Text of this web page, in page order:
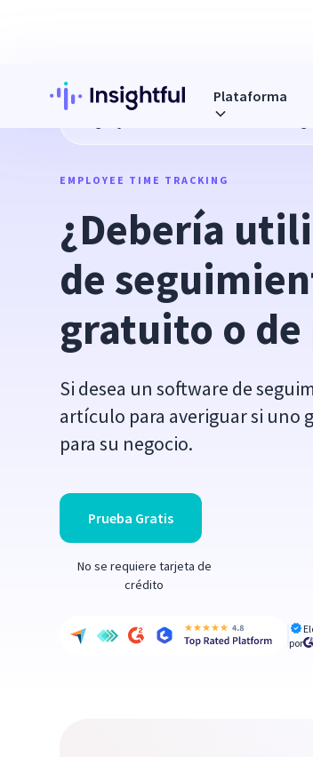
Plataforma
¿Debería utilizar un software de
EMPLOYEE TIME TRACKING
¿Debería
de
gratuito o de
Si desea un software de
artículo para averiguar si uno
para su negocio.
Prueba Gratis
No se requiere tarjeta de
crédito
por